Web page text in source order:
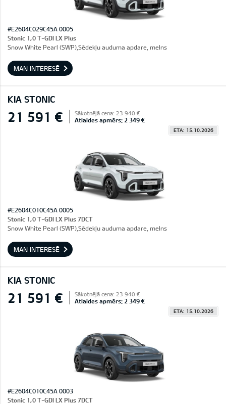
#E2604C029C45A 0005
Stonic 1,0 T-GDI LX Plus
Snow White Pearl (SWP),Sēdekļu auduma apdare, melns
MAN INTERESĒ
KIA STONIC
21 591 € Sākotnējā cena: 23 940 €
Atlaides apmērs: 2 349 €
ETA: 15.10.2026
#E2604C010C45A 0005
Stonic 1,0 T-GDI LX Plus 7DCT
Snow White Pearl (SWP),Sēdekļu auduma apdare, melns
MAN INTERESĒ
KIA STONIC
21 591 € Sākotnējā cena: 23 940 €
Atlaides apmērs: 2 349 €
ETA: 15.10.2026
#E2604C010C45A 0003
Stonic 1,0 T-GDI LX Plus 7DCT